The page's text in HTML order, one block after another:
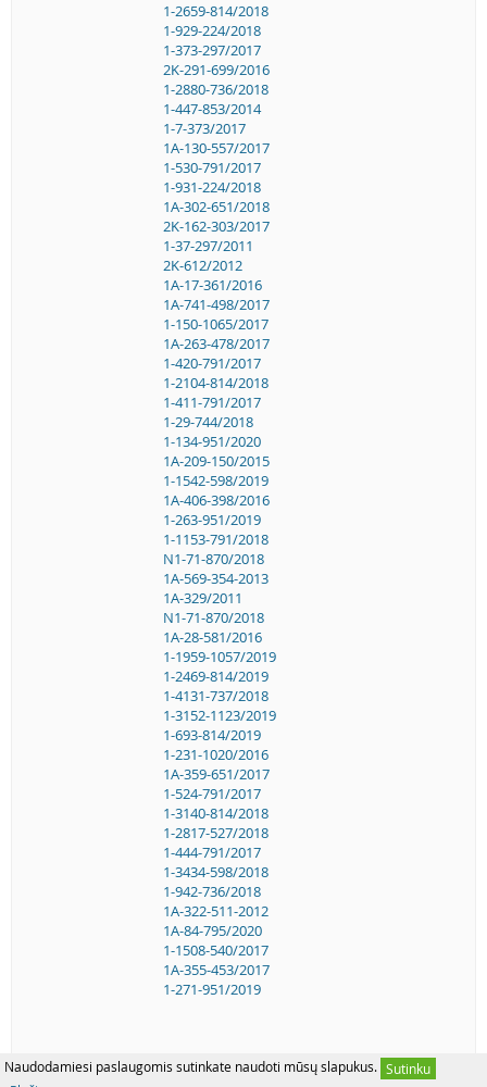
Naudodamiesi paslaugomis sutinkate naudoti mūsų slapukus. Sutinku
1-2659-814/2018
1-929-224/2018
1-373-297/2017
2K-291-699/2016
1-2880-736/2018
1-447-853/2014
1-7-373/2017
1A-130-557/2017
1-530-791/2017
1-931-224/2018
1A-302-651/2018
2K-162-303/2017
1-37-297/2011
2K-612/2012
1A-17-361/2016
1A-741-498/2017
1-150-1065/2017
1A-263-478/2017
1-420-791/2017
1-2104-814/2018
1-411-791/2017
1-29-744/2018
1-134-951/2020
1A-209-150/2015
1-1542-598/2019
1A-406-398/2016
1-263-951/2019
1-1153-791/2018
N1-71-870/2018
1A-569-354-2013
1A-329/2011
N1-71-870/2018
1A-28-581/2016
1-1959-1057/2019
1-2469-814/2019
1-4131-737/2018
1-3152-1123/2019
1-693-814/2019
1-231-1020/2016
1A-359-651/2017
1-524-791/2017
1-3140-814/2018
1-2817-527/2018
1-444-791/2017
1-3434-598/2018
1-942-736/2018
1A-322-511-2012
1A-84-795/2020
1-1508-540/2017
1A-355-453/2017
1-271-951/2019